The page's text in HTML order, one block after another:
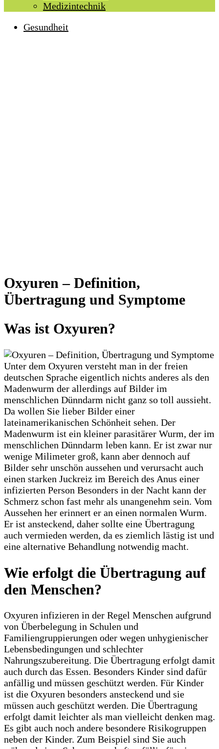
Medizintechnik
Gesundheit
Oxyuren – Definition,
Übertragung und Symptome
Was ist Oxyuren?
Unter dem Oxyuren versteht man in der freien
deutschen Sprache eigentlich nichts anderes als den
Madenwurm der allerdings auf Bilder im
menschlichen Dünndarm nicht ganz so toll aussieht.
Da wollen Sie lieber Bilder einer
lateinamerikanischen Schönheit sehen. Der
Madenwurm ist ein kleiner parasitärer Wurm, der im
menschlichen Dünndarm leben kann. Er ist zwar nur
wenige Milimeter groß, kann aber dennoch auf
Bilder sehr unschön aussehen und verursacht auch
einen starken Juckreiz im Bereich des Anus einer
infizierten Person Besonders in der Nacht kann der
Schmerz schon fast mehr als unangenehm sein. Vom
Aussehen her erinnert er an einen normalen Wurm.
Er ist ansteckend, daher sollte eine Übertragung
auch vermieden werden, da es ziemlich lästig ist und
eine alternative Behandlung notwendig macht.
Wie erfolgt die Übertragung auf
den Menschen?
Oxyuren infizieren in der Regel Menschen aufgrund
von Überbelegung in Schulen und
Familiengruppierungen oder wegen unhygienischer
Lebensbedingungen und schlechter
Nahrungszubereitung. Die Übertragung erfolgt damit
auch durch das Essen. Besonders Kinder sind dafür
anfällig und müssen geschützt werden. Für Kinder
ist die Oxyuren besonders ansteckend und sie
müssen auch geschützt werden. Die Übertragung
erfolgt damit leichter als man vielleicht denken mag.
Es gibt auch noch andere besondere Risikogruppen
neben der Kinder. Zum Beispiel sind Sie auch